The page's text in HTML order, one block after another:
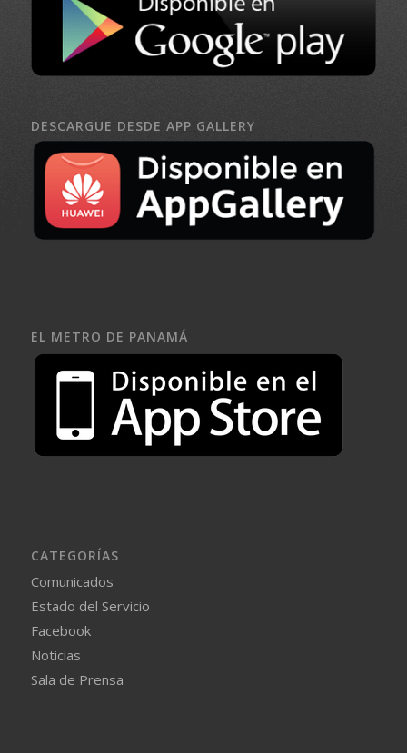
DESCARGUE DESDE APP GALLERY
EL METRO DE PANAMÁ
CATEGORÍAS
Comunicados
Estado del Servicio
Facebook
Noticias
Sala de Prensa